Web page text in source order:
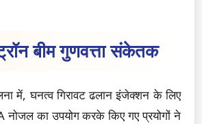
बीम गुणवत्ता संकेतक
में, घनत्व गिरावट ढलान इंजेक्शन के लिए
का उपयोग करके किए गए प्रयोगों ने